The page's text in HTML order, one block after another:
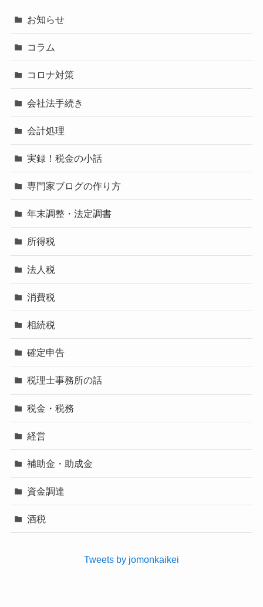
お知らせ
コラム
コロナ対策
会社法手続き
会計処理
実録！税金の小話
専門家ブログの作り方
年末調整・法定調書
所得税
法人税
消費税
相続税
確定申告
税理士事務所の話
税金・税務
経営
補助金・助成金
資金調達
酒税
Tweets by jomonkaikei